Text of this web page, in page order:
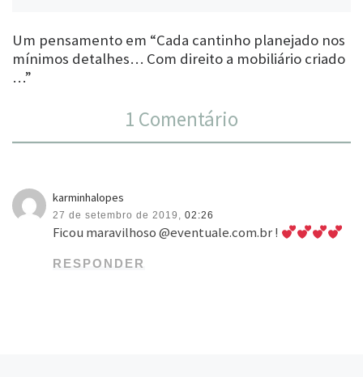
Um pensamento em “Cada cantinho planejado nos
mínimos detalhes… Com direito a mobiliário criado
…”
1 Comentário
karminhalopes
27 de setembro de 2019, 02:26
Ficou maravilhoso @eventuale.com.br !
RESPONDER